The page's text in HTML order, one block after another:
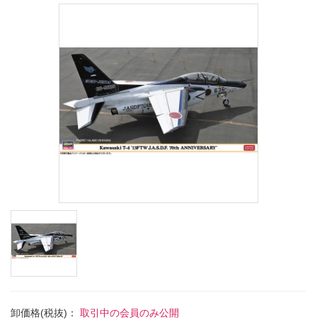
卸価格(税抜)： 取引中の会員のみ公開